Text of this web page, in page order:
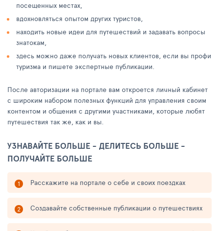
посещенных местах,
вдохновляться опытом других туристов,
находить новые идеи для путешествий и задавать вопросы
знатокам,
здесь можно даже получать новых клиентов, если вы профи
туризма и пишете экспертные публикации.
После авторизации на портале вам откроется личный кабинет
с широким набором полезных функций для управления своим
контентом и общения с другими участниками, которые любят
путешествия так же, как и вы.
УЗНАВАЙТЕ БОЛЬШЕ - ДЕЛИТЕСЬ БОЛЬШЕ -
ПОЛУЧАЙТЕ БОЛЬШЕ
Расскажите на портале о себе и своих поездках
Создавайте собственные публикации о путешествиях